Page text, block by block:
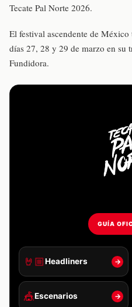
Tecate Pal Norte 2026.
El festival ascendente de
días 27, 28 y 29 de marzo en su
Fundidora.
GUÍA
🤘🏼Headliners →
🎪Escenarios →